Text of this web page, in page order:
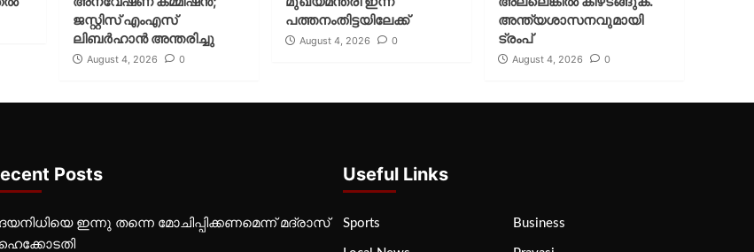
ജസ്റ്റിസ് എംഎസ്
ലിബര്‍ഹാന്‍ അന്തരിച്ചു
August 4, 2026 0
പത്തനംതിട്ടയിലേക്ക്
August 4, 2026 0
അന്ത്യശാസനവുമായി
ട്രംപ്
August 4, 2026 0
Posts
ഇന്നു തന്നെ മോചിപ്പിക്കണമെന്ന് മദ്രാസ്
Useful Links
Sports Business